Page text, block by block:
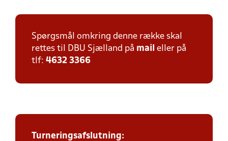
Spørgsmål omkring denne række skal
rettes til DBU Sjælland på mail eller på
tlf: 4632 3366
Turneringsafslutning: